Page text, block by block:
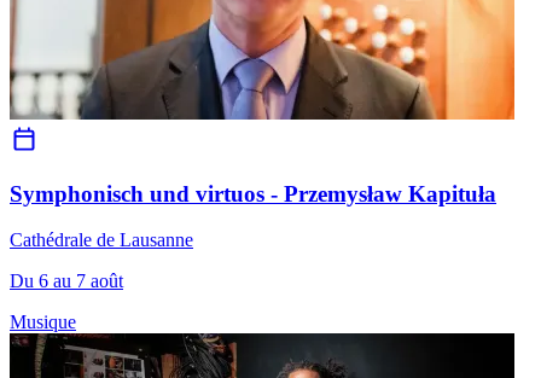
Symphonisch und virtuos - Przemysław Kapituła
Cathédrale de Lausanne
Du 6 au 7 août
Musique